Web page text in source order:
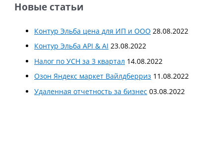
Новые статьи
Контур Эльба цена для ИП и ООО 28.08.2022
Контур Эльба API & AI 23.08.2022
Налог по УСН за 3 квартал 14.08.2022
Озон Яндекс маркет Вайлдберриз 11.08.2022
Удаленная отчетность за бизнес 03.08.2022